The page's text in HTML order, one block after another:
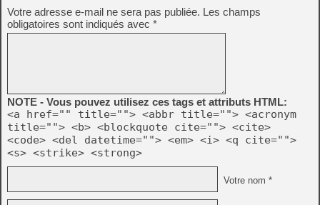
Votre adresse e-mail ne sera pas publiée. Les champs
obligatoires sont indiqués avec *
NOTE - Vous pouvez utilisez ces tags et attributs HTML:
<a href="" title=""> <abbr title=""> <acronym
title=""> <b> <blockquote cite=""> <cite>
<code> <del datetime=""> <em> <i> <q cite="">
<s> <strike> <strong>
Votre nom *